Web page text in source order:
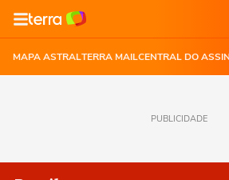
MAPA ASTRALTERRA MAILCENTRAL DO
PUBLICIDADE